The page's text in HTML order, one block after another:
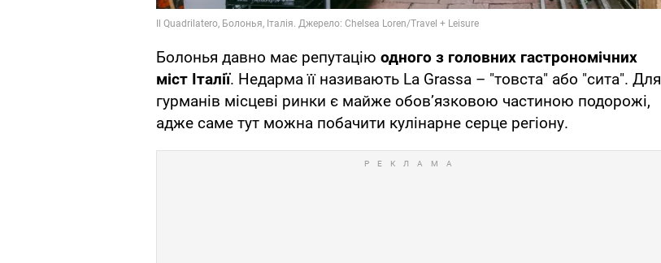
Болонья давно має репутацію одного з головних гастрономічних
міст Італії. Недарма її називають La Grassa – "товста" або "сита". Для
гурманів місцеві ринки є майже обов’язковою частиною подорожі,
адже саме тут можна побачити кулінарне серце регіону.